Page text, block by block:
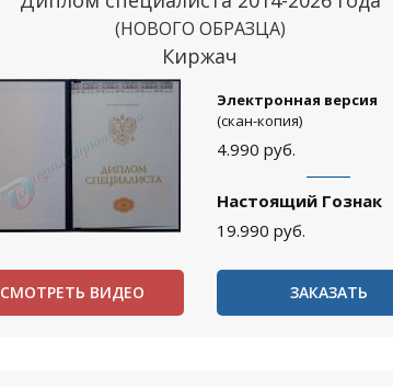
(НОВОГО ОБРАЗЦА)
Киржач
Электронная версия
(скан-копия)
4.990 руб.
Настоящий Гознак
19.990 руб.
СМОТРЕТЬ ВИДЕО ЗАКАЗАТЬ